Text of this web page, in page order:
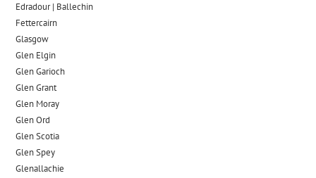
Edradour | Ballechin
Fettercairn
Glasgow
Glen Elgin
Glen Garioch
Glen Grant
Glen Moray
Glen Ord
Glen Scotia
Glen Spey
Glenallachie